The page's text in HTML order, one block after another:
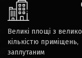
Великі площі з
кількістю приміщень,
заплутаним